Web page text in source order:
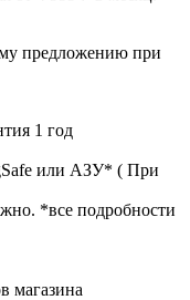
предложению при
1 год
или AЗУ* ( При
*все подробности
магазина